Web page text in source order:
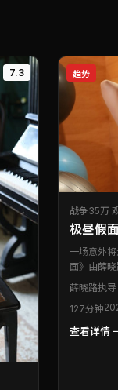
7.3 趋势
战争35万
极昼假面
一场意外
面》由薛晓
墨菲、全智
顾，娱乐
影院或大银
薛晓路执导
127分钟
查看详情